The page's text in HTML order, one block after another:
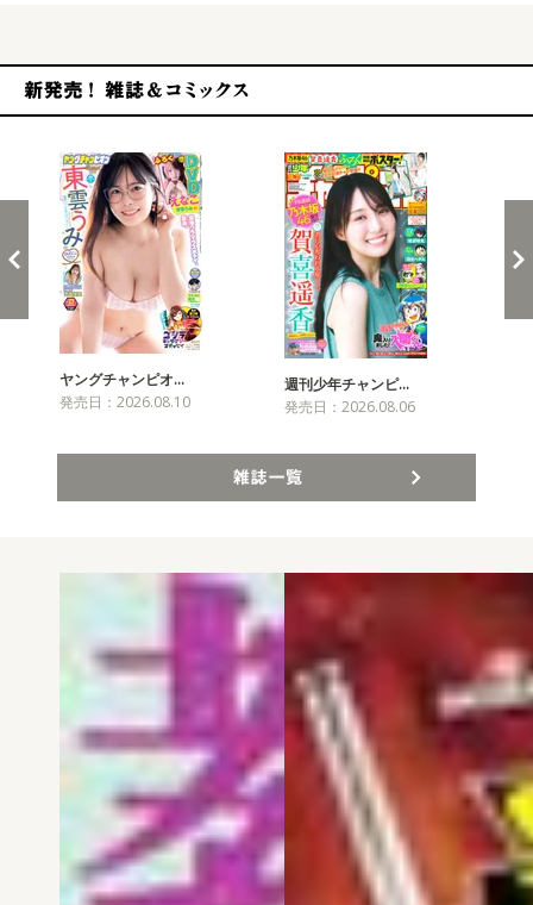
ヤングチャンピオ…
発売日：2026.08.10
週刊少年チャンピ…
発売日：2026.08.06